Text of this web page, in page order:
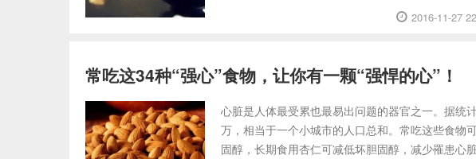
2016-11-27
常吃这34种“强心”食物，让你有一颗“强悍的心”！
心脏是人体最受累也最易出问题的器官之一。据统
万，相当于一个小城市的人口总和。常吃这些食物
固醇，长期食用杏仁可减低坏胆固醇，减少罹患心